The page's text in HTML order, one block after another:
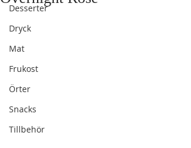
Desserter
Dryck
Mat
Frukost
Örter
Snacks
Tillbehör